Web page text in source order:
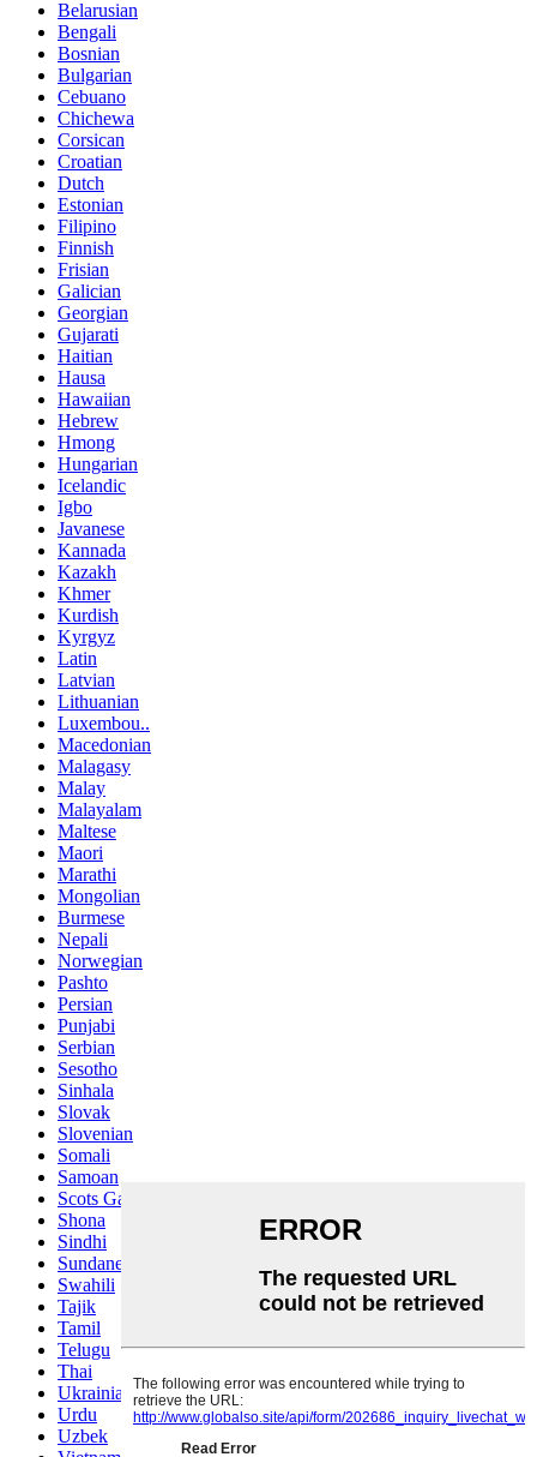
Belarusian
Bengali
Bosnian
Bulgarian
Cebuano
Chichewa
Corsican
Croatian
Dutch
Estonian
Filipino
Finnish
Frisian
Galician
Georgian
Gujarati
Haitian
Hausa
Hawaiian
Hebrew
Hmong
Hungarian
Icelandic
Igbo
Javanese
Kannada
Kazakh
Khmer
Kurdish
Kyrgyz
Latin
Latvian
Lithuanian
Luxembou..
Macedonian
Malagasy
Malay
Malayalam
Maltese
Maori
Marathi
Mongolian
Burmese
Nepali
Norwegian
Pashto
Persian
Punjabi
Serbian
Sesotho
Sinhala
Slovak
Slovenian
Somali
Samoan
Scots Gaelic
Shona
Sindhi
Sundanese
Swahili
Tajik
Tamil
Telugu
Thai
Ukrainian
Urdu
Uzbek